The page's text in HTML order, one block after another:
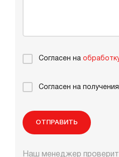
Согласен на
Согласен на
ОТПРАВИТЬ
Наш менеджер проверит